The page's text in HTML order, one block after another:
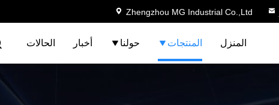
Zhengzhou MG Industrial Co.,Ltd
المنزل المنتجات حولنا أخبار الحالات